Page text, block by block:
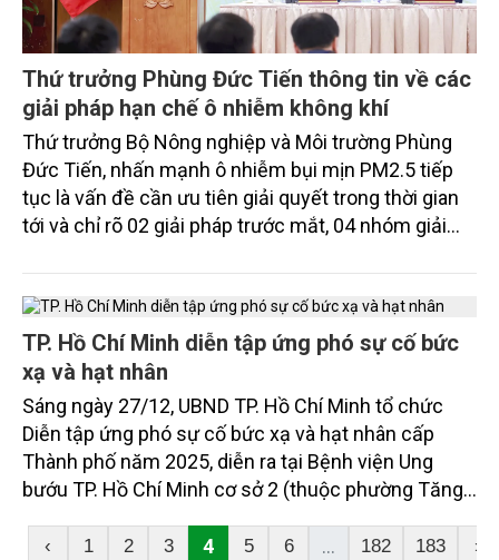
Thứ trưởng Phùng Đức Tiến thông tin về các
giải pháp hạn chế ô nhiễm không khí
Thứ trưởng Bộ Nông nghiệp và Môi trường Phùng
Đức Tiến, nhấn mạnh ô nhiễm bụi mịn PM2.5 tiếp
tục là vấn đề cần ưu tiên giải quyết trong thời gian
tới và chỉ rõ 02 giải pháp trước mắt, 04 nhóm giải
TP. Hồ Chí Minh diễn tập ứng phó sự cố bức
xạ và hạt nhân
Sáng ngày 27/12, UBND TP. Hồ Chí Minh tổ chức
Diễn tập ứng phó sự cố bức xạ và hạt nhân cấp
Thành phố năm 2025, diễn ra tại Bệnh viện Ung
bướu TP. Hồ Chí Minh cơ sở 2 (thuộc phường Tăng
‹ 1 2 3 4 5 6 ... 182 183 ›